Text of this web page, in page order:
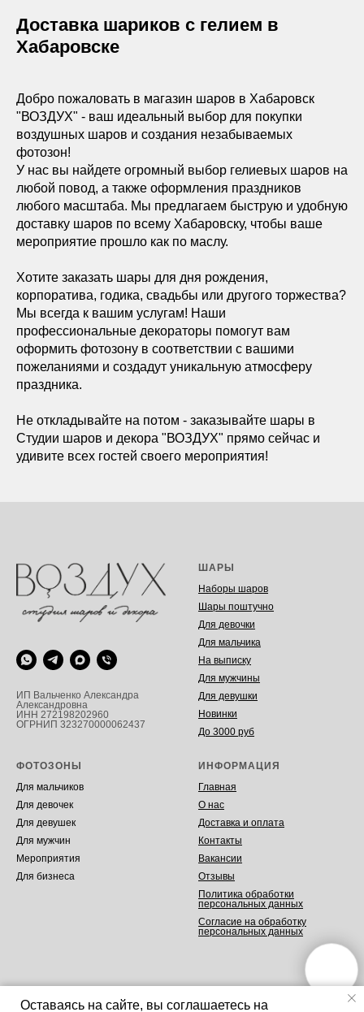
Доставка шариков с гелием в
Хабаровске
Добро пожаловать в магазин шаров в Хабаровск
"ВОЗДУХ" - ваш идеальный выбор для покупки
воздушных шаров и создания незабываемых
фотозон!
У нас вы найдете огромный выбор гелиевых шаров на
любой повод, а также оформления праздников
любого масштаба. Мы предлагаем быструю и удобную
доставку шаров по всему Хабаровску, чтобы ваше
мероприятие прошло как по маслу.
Хотите заказать шары для дня рождения,
корпоратива, годика, свадьбы или другого торжества?
Мы всегда к вашим услугам! Наши
профессиональные декораторы помогут вам
оформить фотозону в соответствии с вашими
пожеланиями и создадут уникальную атмосферу
праздника.
Не откладывайте на потом - заказывайте шары в
Студии шаров и декора "ВОЗДУХ" прямо сейчас и
удивите всех гостей своего мероприятия!
Оставаясь на сайте, вы соглашаетесь на
ИП Вальченко Александра
Александровна
ИНН 272198202960
ОГРНИП 323270000062437
ШАРЫ
Наборы шаров
Шары поштучно
Для девочки
Для мальчика
На выписку
Для мужчины
Для девушки
Новинки
До 3000 руб
ФОТОЗОНЫ
Для мальчиков
Для девочек
Для девушек
Для мужчин
Мероприятия
Для бизнеса
ИНФОРМАЦИЯ
Главная
О нас
Доставка и оплата
Контакты
Вакансии
Отзывы
Политика обработки
персональных данных
Согласие на обработку
персональных данных